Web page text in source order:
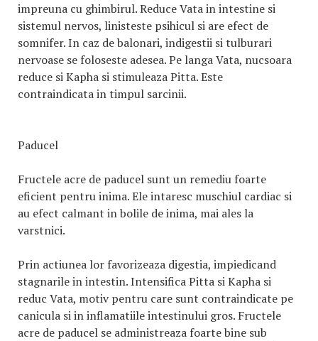
impreuna cu ghimbirul. Reduce Vata in intestine si
sistemul nervos, linisteste psihicul si are efect de
somnifer. In caz de balonari, indigestii si tulburari
nervoase se foloseste adesea. Pe langa Vata, nucsoara
reduce si Kapha si stimuleaza Pitta. Este
contraindicata in timpul sarcinii.
Paducel
Fructele acre de paducel sunt un remediu foarte
eficient pentru inima. Ele intaresc muschiul cardiac si
au efect calmant in bolile de inima, mai ales la
varstnici.
Prin actiunea lor favorizeaza digestia, impiedicand
stagnarile in intestin. Intensifica Pitta si Kapha si
reduc Vata, motiv pentru care sunt contraindicate pe
canicula si in inflamatiile intestinului gros. Fructele
acre de paducel se administreaza foarte bine sub